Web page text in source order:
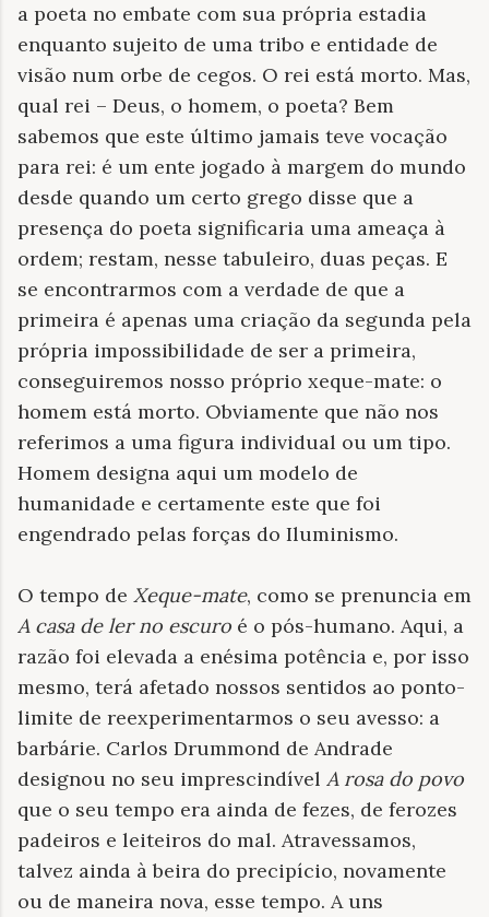
a poeta no embate com sua própria estadia
enquanto sujeito de uma tribo e entidade de
visão num orbe de cegos. O rei está morto. Mas,
qual rei – Deus, o homem, o poeta? Bem
sabemos que este último jamais teve vocação
para rei: é um ente jogado à margem do mundo
desde quando um certo grego disse que a
presença do poeta significaria uma ameaça à
ordem; restam, nesse tabuleiro, duas peças. E
se encontrarmos com a verdade de que a
primeira é apenas uma criação da segunda pela
própria impossibilidade de ser a primeira,
conseguiremos nosso próprio xeque-mate: o
homem está morto. Obviamente que não nos
referimos a uma figura individual ou um tipo.
Homem designa aqui um modelo de
humanidade e certamente este que foi
engendrado pelas forças do Iluminismo.
O tempo de Xeque-mate, como se prenuncia em
A casa de ler no escuro é o pós-humano. Aqui, a
razão foi elevada a enésima potência e, por isso
mesmo, terá afetado nossos sentidos ao ponto-
limite de reexperimentarmos o seu avesso: a
barbárie. Carlos Drummond de Andrade
designou no seu imprescindível A rosa do povo
que o seu tempo era ainda de fezes, de ferozes
padeiros e leiteiros do mal. Atravessamos,
talvez ainda à beira do precipício, novamente
ou de maneira nova, esse tempo. A uns